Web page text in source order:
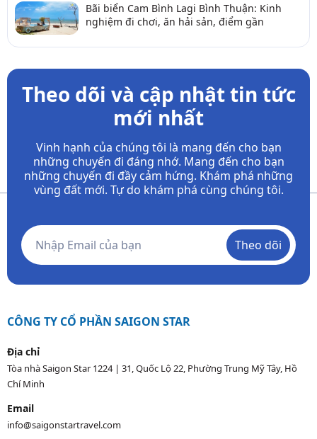
Bãi biển Cam Bình Lagi Bình Thuận: Kinh
nghiệm đi chơi, ăn hải sản, điểm gần
Theo dõi và cập nhật tin tức
mới nhất
Vinh hạnh của chúng tôi là mang đến cho bạn
những chuyến đi đáng nhớ. Mang đến cho bạn
những chuyến đi đầy cảm hứng. Khám phá những
vùng đất mới. Tự do khám phá cùng chúng tôi.
Theo dõi
CÔNG TY CỔ PHẦN SAIGON STAR
Địa chỉ
Tòa nhà Saigon Star 1224 | 31, Quốc Lộ 22, Phường Trung Mỹ Tây, Hồ
Chí Minh
Email
info@saigonstartravel.com